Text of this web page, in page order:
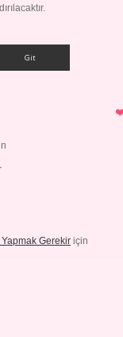
Yapmak Gerekir için